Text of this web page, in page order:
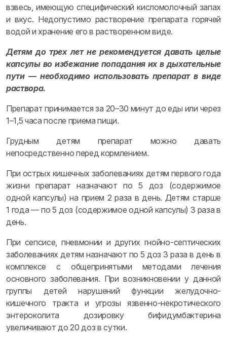
взвесь, имеющую специфический кисломолочный запах
и вкус. Недопустимо растворение препарата горячей
водой и хранение его в растворенном виде.
Детям до трех лет не рекомендуется давать целые
капсулы во избежание попадания их в дыхательные
пути — необходимо использовать препарат в виде
раствора.
Препарат принимается за 20–30 минут до еды или через
1–1,5 часа после приема пищи.
Грудным детям препарат можно давать
непосредственно перед кормлением.
При острых кишечных заболеваниях детям первого года
жизни препарат назначают по 5 доз (содержимое
одной капсулы) на прием 2 раза в день. Детям старше
1 года — по 5 доз (содержимое одной капсулы) 3 раза в
день.
При сепсисе, пневмонии и других гнойно-септических
заболеваниях детям назначают по 5 доз 3 раза в день в
комплексе с общепринятыми методами лечения
основного заболевания. При возникновении у данной
группы детей нарушений функции желудочно-
кишечного тракта и угрозы язвенно-некротического
энтероколита дозировку бифидумбактерина
увеличивают до 20 доз в сутки.